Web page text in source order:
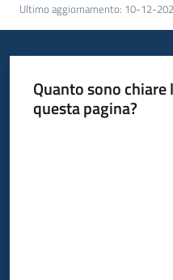
telematiche
Ultimo aggiornamento: 10-12-
Quanto sono
questa pagina?